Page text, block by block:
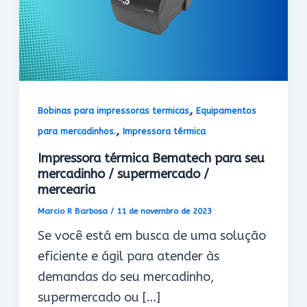
Bobinas para impressoras termicas,Equipamentos
para mercadinhos.,Impressora térmica
Impressora térmica Bematech para seu
mercadinho / supermercado /
mercearia
Marcio R Barbosa/ 11 de novembro de 2023
Se você está em busca de uma solução
eficiente e ágil para atender às
demandas do seu mercadinho,
supermercado ou […]